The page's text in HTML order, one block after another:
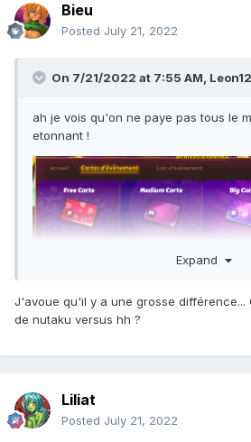
Bieu
Posted July 21, 2022
On 7/21/2022 at 7:55 AM,
ah je vois qu'on ne paye pas tous le
etonnant !
Expand
J'avoue qu'il y a une grosse différence...
de nutaku versus hh ?
Liliat
Posted July 21, 2022